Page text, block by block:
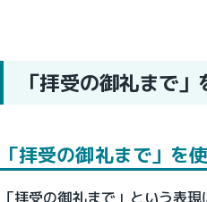
「拝受の御礼まで
「拝受の御礼まで」を
「拝受の御礼まで」という表